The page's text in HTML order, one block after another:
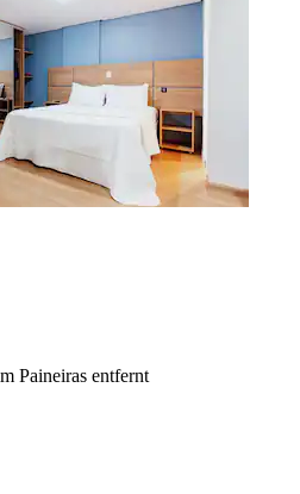
Paineiras entfernt